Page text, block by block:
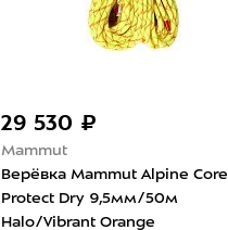
29 530 ₽
Mammut
Верёвка Mammut Alpine Core
Protect Dry 9,5мм/50м
Halo/Vibrant Orange